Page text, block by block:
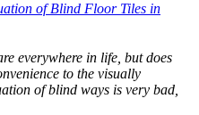
of Blind Floor Tiles in
everywhere in life, but does
to the visually
of blind ways is very bad,